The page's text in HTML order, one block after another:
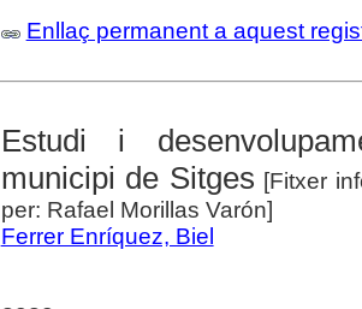
Enllaç permanent a aquest
Estudi i
municipi de Sitges [Fitxer
per: Rafael Morillas Varón]
Ferrer Enríquez, Biel